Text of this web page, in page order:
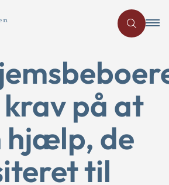
på at
hjælp, de
til